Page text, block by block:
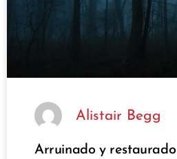
Alistair Begg
Arruinado y restaurado